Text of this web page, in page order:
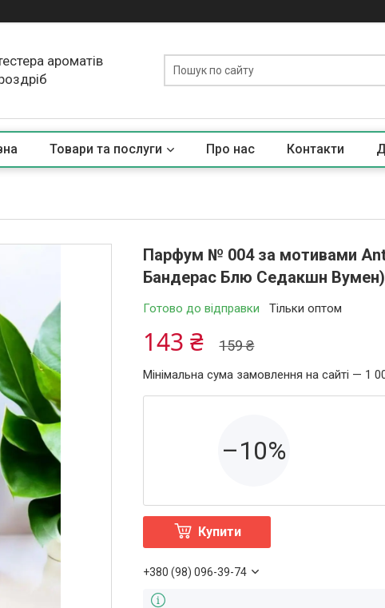
ароматів
Товари та послуги Про нас Контакти
Парфум № 004 за мотивами
Бандерас Блю Седакшн
Готово до відправки Тільки оптом
159 ₴
143 ₴
Мінімальна сума замовлення на сайті — 1
–10%
Купити
+380 (98) 096-39-74